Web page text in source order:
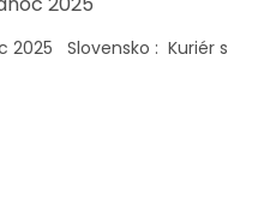
2025 Slovensko : Kuriér s